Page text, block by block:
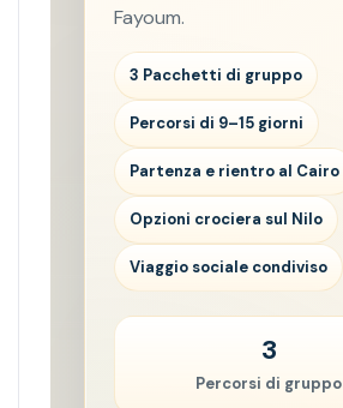
Fayoum.
3 Pacchetti di gruppo
Percorsi di 9–15 giorni
Partenza e rientro al Cairo
Opzioni crociera sul Nilo
Viaggio sociale condiviso
3
Percorsi di gruppo